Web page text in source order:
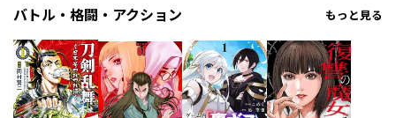
バトル・格闘・アクション もっと見る